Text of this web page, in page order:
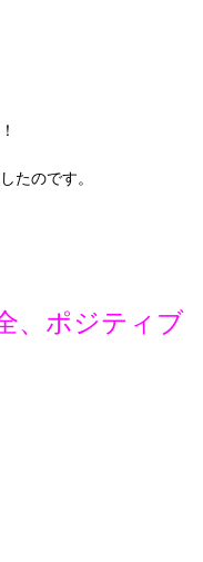
たのです。
、ポジティブ